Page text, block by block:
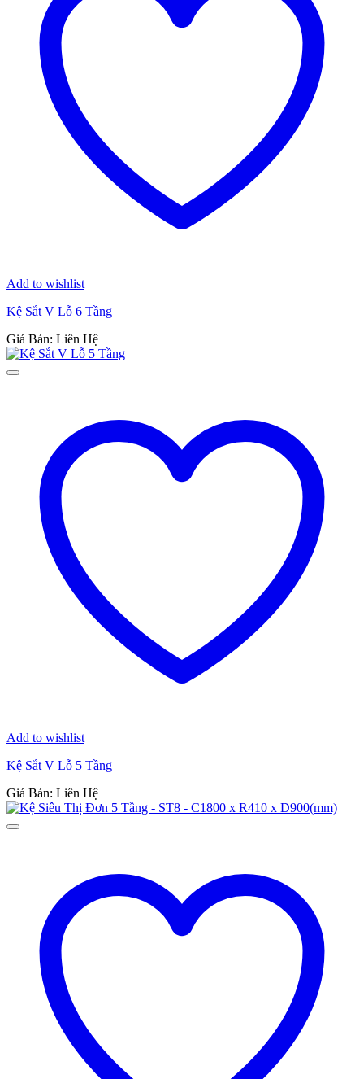
Add to wishlist
Kệ Sắt V Lỗ 6 Tầng
Giá Bán: Liên Hệ
Add to wishlist
Kệ Sắt V Lỗ 5 Tầng
Giá Bán: Liên Hệ